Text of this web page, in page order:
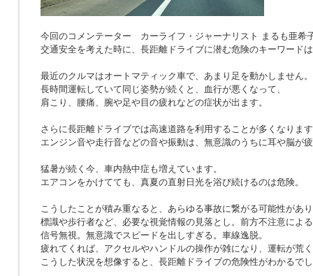
今回のコメンテーター カーライフ・ジャーナリスト まるも亜希
交通安全を考えた時に、長距離ドライブに潜む危険のキーワード
最近のクルマはオートマティック車で、あまり足を動かしません。
長時間運転していて同じ姿勢が続くと、血行が悪くなって、
肩こり、腰痛、腕や足や目の疲れなどの症状が出ます。
さらに長距離ドライブでは高速道路を利用することが多くなりま
エンジン音や走行音などの音や振動は、無意識のうちに耳や脳が
猛暑が続く今、車内熱中症も増えています。
エアコンをかけてても、真夏の直射日光を浴び続けるのは危険。
こうしたことが積み重なると、あらゆる事故に繋がる可能性があ
標識や歩行者など、必要な視覚情報の見落とし。前方不注意によ
信号無視。無意識でスピードを出しすぎる。車線逸脱。
疲れてくれば、アクセルやハンドルの操作が雑になり、運転が荒
こうした状況を想像すると、長距離ドライブの危険性がわかるで